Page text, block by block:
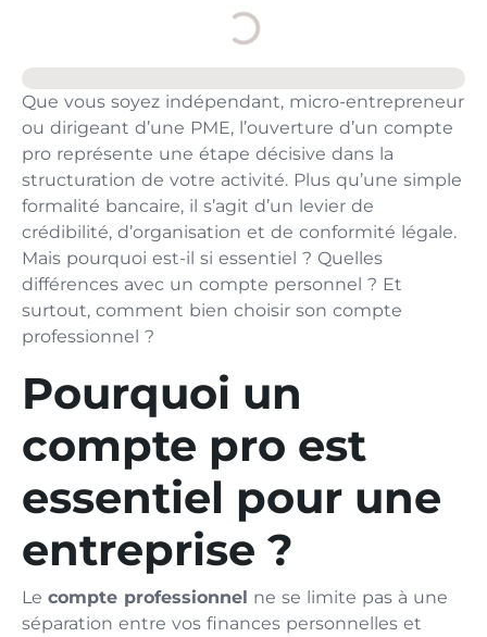
Que vous soyez indépendant, micro-entrepreneur
ou dirigeant d’une PME, l’ouverture d’un compte
pro représente une étape décisive dans la
structuration de votre activité. Plus qu’une simple
formalité bancaire, il s’agit d’un levier de
crédibilité, d’organisation et de conformité légale.
Mais pourquoi est-il si essentiel ? Quelles
différences avec un compte personnel ? Et
surtout, comment bien choisir son compte
professionnel ?
Pourquoi un
compte pro est
essentiel pour une
entreprise ?
Le compte professionnel ne se limite pas à une
séparation entre vos finances personnelles et